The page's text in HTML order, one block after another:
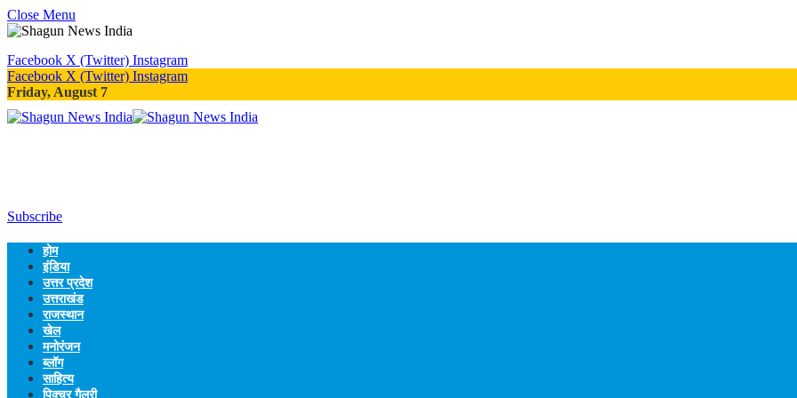
Close Menu
Facebook X (Twitter) Instagram
Facebook X (Twitter) Instagram
Friday, August 7
Subscribe
होम
इंडिया
उत्तर प्रदेश
उत्तराखंड
राजस्थान
खेल
मनोरंजन
ब्लॉग
साहित्य
पिक्चर गैलरी